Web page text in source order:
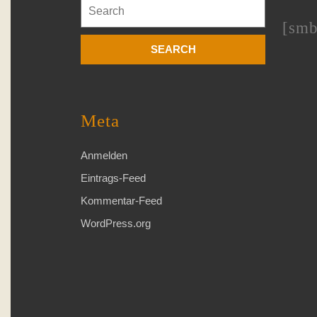
for:
Meta
Anmelden
Eintrags-Feed
Kommentar-Feed
WordPress.org